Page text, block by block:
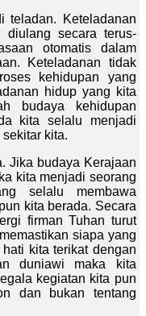
teladan. Keteladanan
diulang secara terus-
otomatis dalam
Keteladanan tidak
kehidupan yang
hidup yang kita
budaya kehidupan
kita selalu menjadi
kita.
Jika budaya Kerajaan
kita menjadi seorang
selalu membawa
kita berada. Secara
firman Tuhan turut
siapa yang
kita terikat dengan
duniawi maka kita
kegiatan kita pun
dan bukan tentang